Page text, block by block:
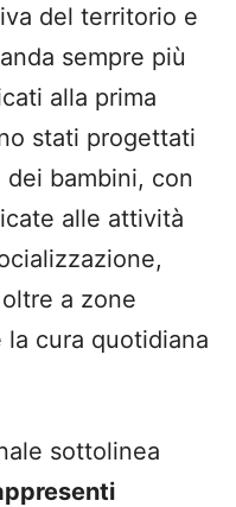
del territorio e
sempre più
alla prima
stati progettati
bambini, con
alle attività
a zone
cura quotidiana
sottolinea